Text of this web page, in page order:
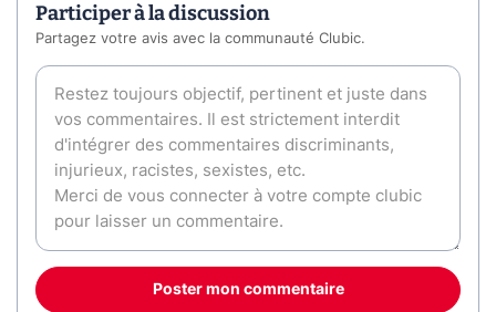
Participer à la discussion
Partagez votre avis avec la communauté Clubic.
Poster mon commentaire